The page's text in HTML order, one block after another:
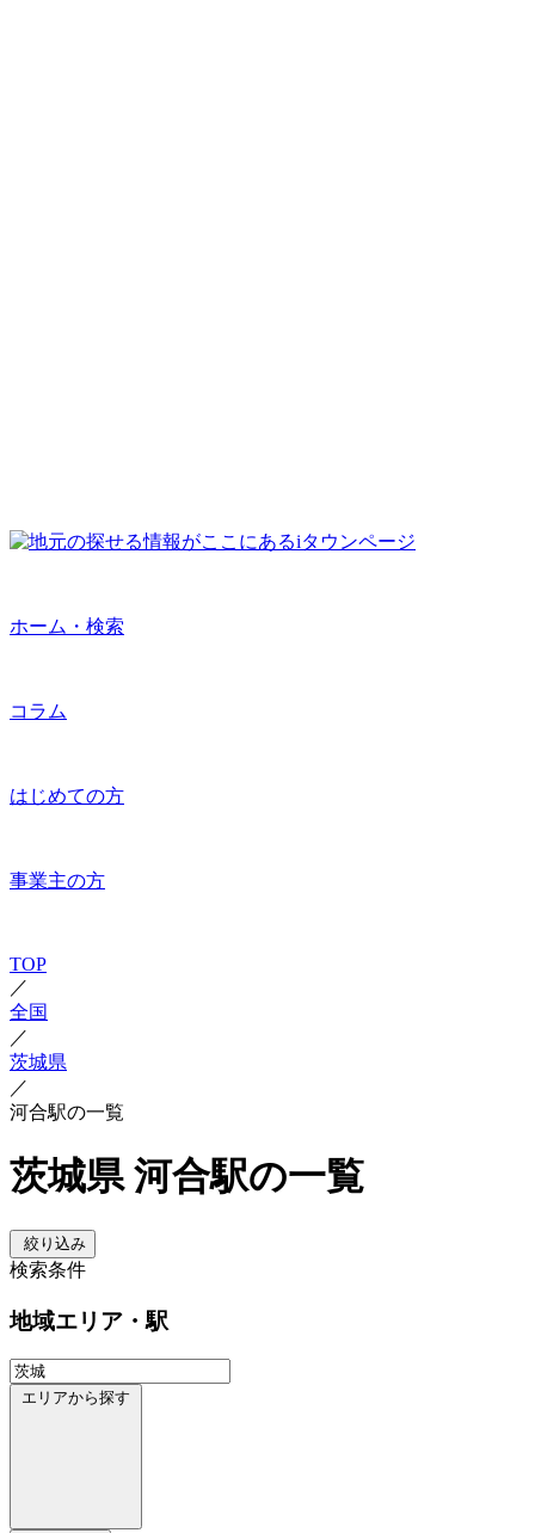
ホーム・検索
コラム
はじめての方
事業主の方
TOP
／
全国
／
茨城県
／
河合駅の一覧
茨城県 河合駅の一覧
絞り込み
検索条件
地域エリア・駅
エリアから探す